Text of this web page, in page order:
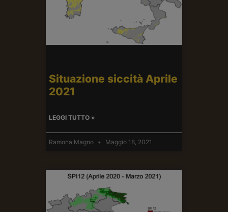
Situazione siccità Aprile
2021
LEGGI TUTTO »
Ramona Magno Maggio 18, 2021